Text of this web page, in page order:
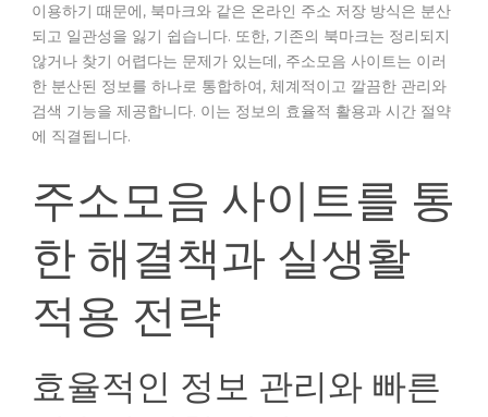
이용하기 때문에, 북마크와 같은 온라인 주소 저장 방식은 분산
되고 일관성을 잃기 쉽습니다. 또한, 기존의 북마크는 정리되지
않거나 찾기 어렵다는 문제가 있는데, 주소모음 사이트는 이러
한 분산된 정보를 하나로 통합하여, 체계적이고 깔끔한 관리와
검색 기능을 제공합니다. 이는 정보의 효율적 활용과 시간 절약
에 직결됩니다.
주소모음 사이트를 통
한 해결책과 실생활
적용 전략
효율적인 정보 관리와 빠른